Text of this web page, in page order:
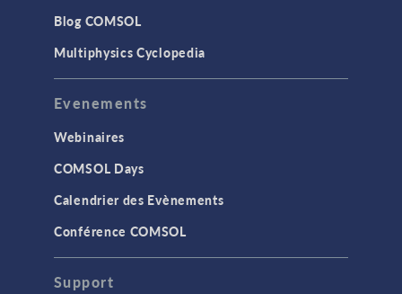
Blog COMSOL
Multiphysics Cyclopedia
Evenements
Webinaires
COMSOL Days
Calendrier des Evènements
Conférence COMSOL
Support